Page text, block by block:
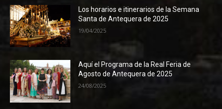
Los horarios e itinerarios de la Semana
Santa de Antequera de 2025
19/04/2025
Aquí el Programa de la Real Feria de
Agosto de Antequera de 2025
24/08/2025